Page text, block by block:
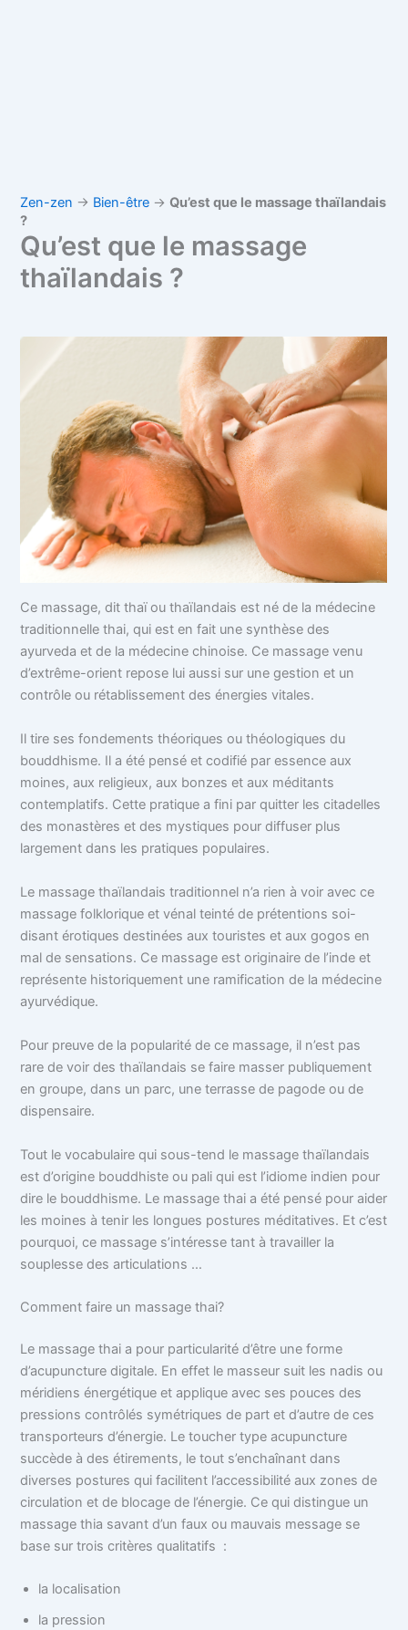
Zen-zen → Bien-être →Qu’est que le massage thaïlandais
?
Qu’est que le massage
thaïlandais ?
Ce massage, dit thaï ou thaïlandais est né de la médecine
traditionnelle thai, qui est en fait une synthèse des
ayurveda et de la médecine chinoise. Ce massage venu
d’extrême-orient repose lui aussi sur une gestion et un
contrôle ou rétablissement des énergies vitales.
Il tire ses fondements théoriques ou théologiques du
bouddhisme. Il a été pensé et codifié par essence aux
moines, aux religieux, aux bonzes et aux méditants
contemplatifs. Cette pratique a fini par quitter les citadelles
des monastères et des mystiques pour diffuser plus
largement dans les pratiques populaires.
Le massage thaïlandais traditionnel n’a rien à voir avec ce
massage folklorique et vénal teinté de prétentions soi-
disant érotiques destinées aux touristes et aux gogos en
mal de sensations. Ce massage est originaire de l’inde et
représente historiquement une ramification de la médecine
ayurvédique.
Pour preuve de la popularité de ce massage, il n’est pas
rare de voir des thaïlandais se faire masser publiquement
en groupe, dans un parc, une terrasse de pagode ou de
dispensaire.
Tout le vocabulaire qui sous-tend le massage thaïlandais
est d’origine bouddhiste ou pali qui est l’idiome indien pour
dire le bouddhisme. Le massage thai a été pensé pour aider
les moines à tenir les longues postures méditatives. Et c’est
pourquoi, ce massage s’intéresse tant à travailler la
souplesse des articulations …
Comment faire un massage thai?
Le massage thai a pour particularité d’être une forme
d’acupuncture digitale. En effet le masseur suit les nadis ou
méridiens énergétique et applique avec ses pouces des
pressions contrôlés symétriques de part et d’autre de ces
transporteurs d’énergie. Le toucher type acupuncture
succède à des étirements, le tout s’enchaînant dans
diverses postures qui facilitent l’accessibilité aux zones de
circulation et de blocage de l’énergie. Ce qui distingue un
massage thia savant d’un faux ou mauvais message se
base sur trois critères qualitatifs :
la localisation
la pression